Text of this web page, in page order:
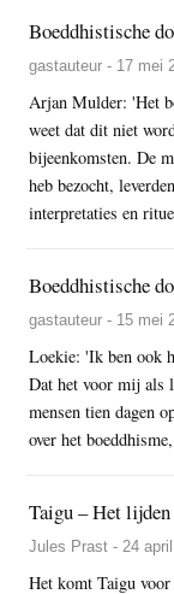
Boeddhistische
gastauteur - 17 mei
Arjan Mulder: 'Het
weet dat dit niet
bijeenkomsten. De
heb bezocht,
interpretaties en
Boeddhistische
gastauteur - 15 mei
Loekie: 'Ik ben ook
Dat het voor mij als
mensen tien dagen
over het
Taigu – Het
Jules Prast - 24
Het komt Taigu voor